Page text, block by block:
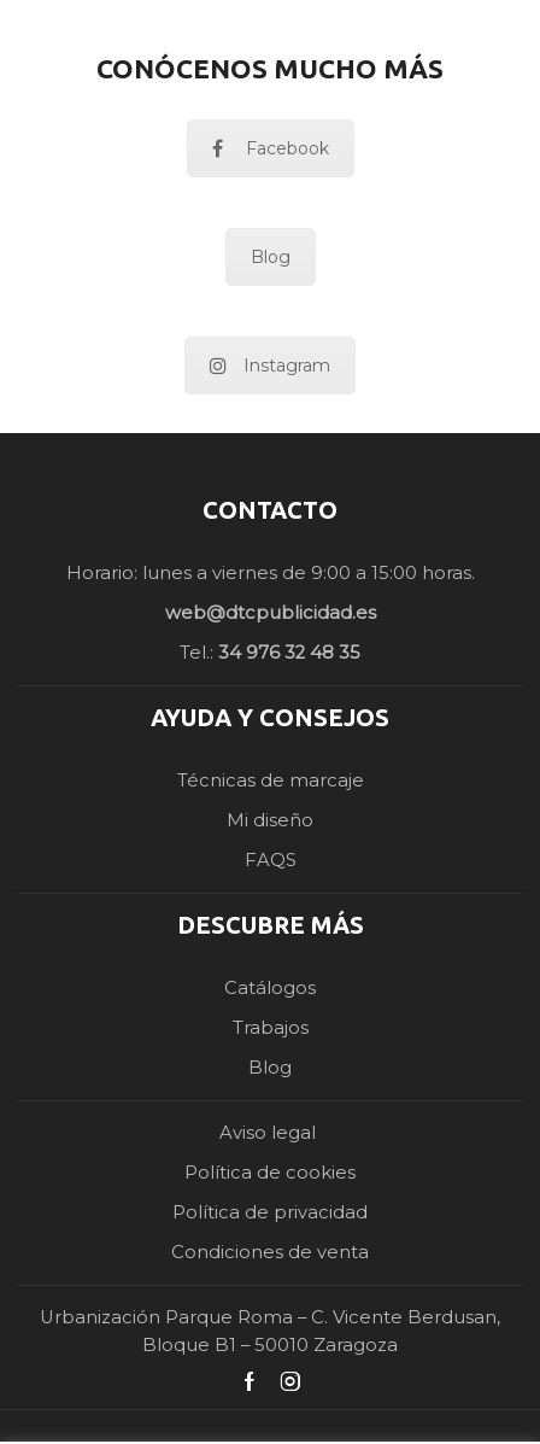
CONÓCENOS MUCHO MÁS
Facebook
Blog
Instagram
CONTACTO
Horario: lunes a viernes de 9:00 a 15:00 horas.
web@dtcpublicidad.es
Tel.: 34 976 32 48 35
AYUDA Y CONSEJOS
Técnicas de marcaje
Mi diseño
FAQS
DESCUBRE MÁS
Catálogos
Trabajos
Blog
Aviso legal
Política de cookies
Política de privacidad
Condiciones de venta
Urbanización Parque Roma – C. Vicente Berdusan,
Bloque B1 – 50010 Zaragoza